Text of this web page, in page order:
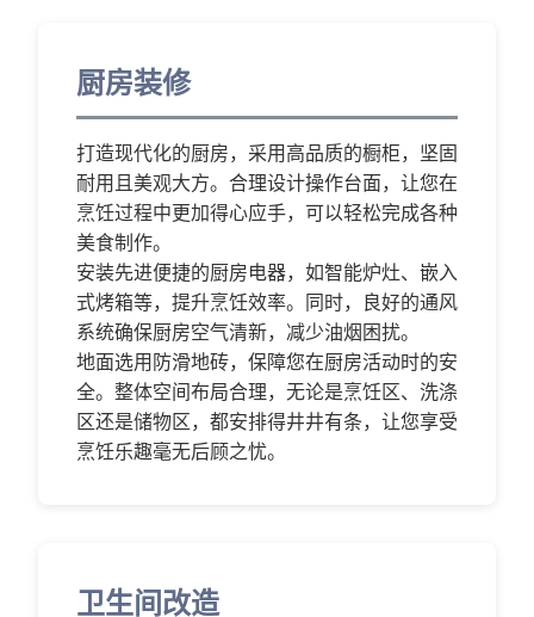
厨房装修
打造现代化的厨房，采用高品质的橱柜，坚固
耐用且美观大方。合理设计操作台面，让您在
烹饪过程中更加得心应手，可以轻松完成各种
美食制作。
安装先进便捷的厨房电器，如智能炉灶、嵌入
式烤箱等，提升烹饪效率。同时，良好的通风
系统确保厨房空气清新，减少油烟困扰。
地面选用防滑地砖，保障您在厨房活动时的安
全。整体空间布局合理，无论是烹饪区、洗涤
区还是储物区，都安排得井井有条，让您享受
烹饪乐趣毫无后顾之忧。
卫生间改造